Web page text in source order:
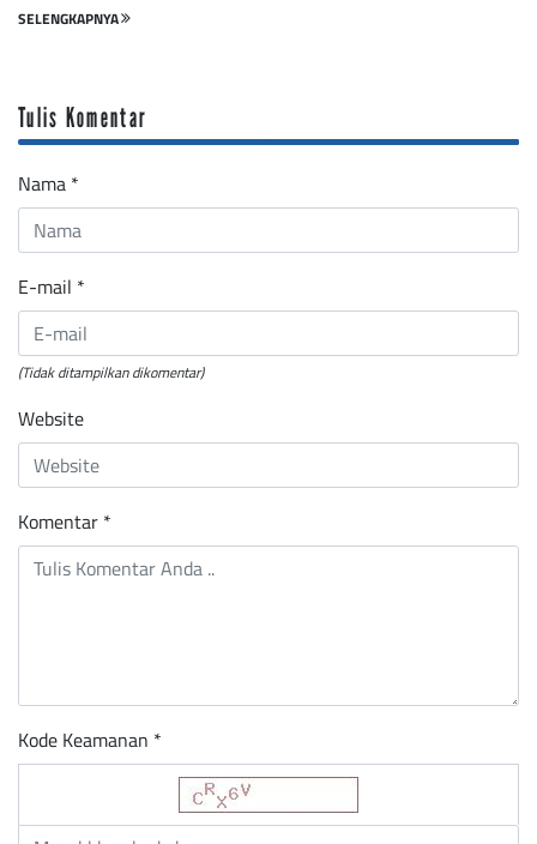
SELENGKAPNYA
Tulis Komentar
Nama *
E-mail *
(Tidak ditampilkan dikomentar)
Website
Komentar *
Kode Keamanan *